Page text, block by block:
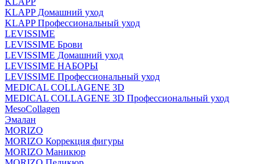
KLAPP Домашний уход
KLAPP Профессиональный уход
LEVISSIME
LEVISSIME Брови
LEVISSIME Домашний уход
LEVISSIME НАБОРЫ
LEVISSIME Профессиональный уход
MEDICAL COLLAGENE 3D
MEDICAL COLLAGENE 3D Профессиональный уход
MesoCollagen
Эмалан
MORIZO
MORIZO Коррекция фигуры
MORIZO Маникюр